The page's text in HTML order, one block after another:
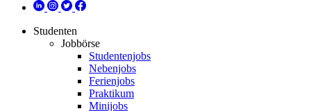
Studenten
Jobbörse
Studentenjobs
Nebenjobs
Ferienjobs
Praktikum
Minijobs